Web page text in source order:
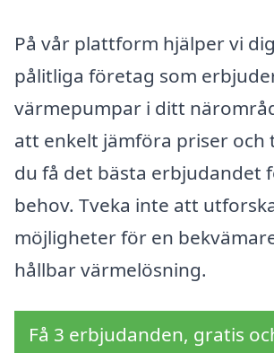
På vår plattform hjälper vi
pålitliga företag som
värmepumpar i ditt
att enkelt jämföra priser och
du få det bästa erbjudandet
behov. Tveka inte att
möjligheter för en
hållbar värmelösning.
Få 3 erbjudanden, gratis